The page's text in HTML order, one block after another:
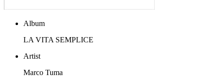
Album
LA VITA SEMPLICE
Artist
Marco Tuma